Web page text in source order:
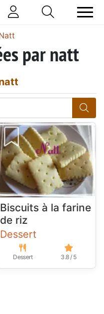
par natt
Biscuits à la farine
de riz
Dessert
Dessert 3.8 / 5